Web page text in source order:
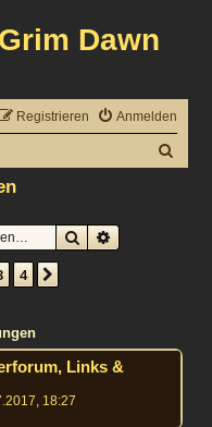
Dawn
Anmelden
Registrieren
SucheErweiterte
4
Links &
18:27